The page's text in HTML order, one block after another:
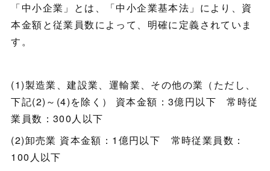
「中小企業」とは、「中小企業基本法」により、資
本金額と従業員数によって、明確に定義されていま
す。
(1)製造業、建設業、運輸業、その他の業（ただし、
下記(2)～(4)を除く） 資本金額：3億円以下 常時従
業員数：300人以下
(2)卸売業 資本金額：1億円以下 常時従業員数：
100人以下